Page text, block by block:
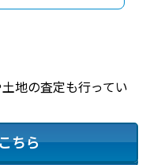
地の査定も行ってい
ちら